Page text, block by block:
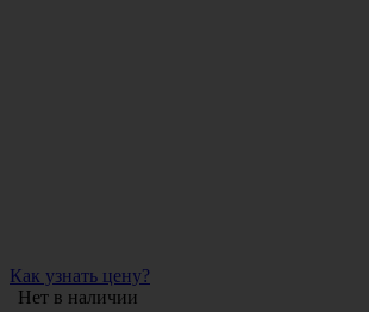
Как узнать цену?
Нет в наличии